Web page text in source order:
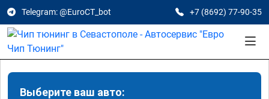
Telegram: @EuroCT_bot +7 (8692) 77-90-35
Выберите ваш авто: